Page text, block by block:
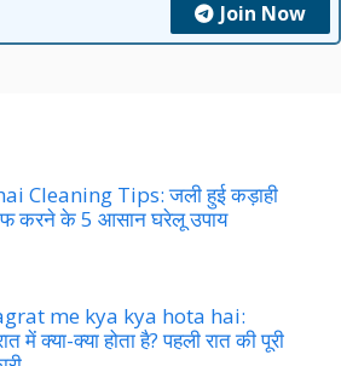
Join Now
Cleaning Tips: जली हुई कड़ाही
करने के 5 आसान घरेलू उपाय
me kya kya hota hai:
में क्या-क्या होता है? पहली रात की पूरी